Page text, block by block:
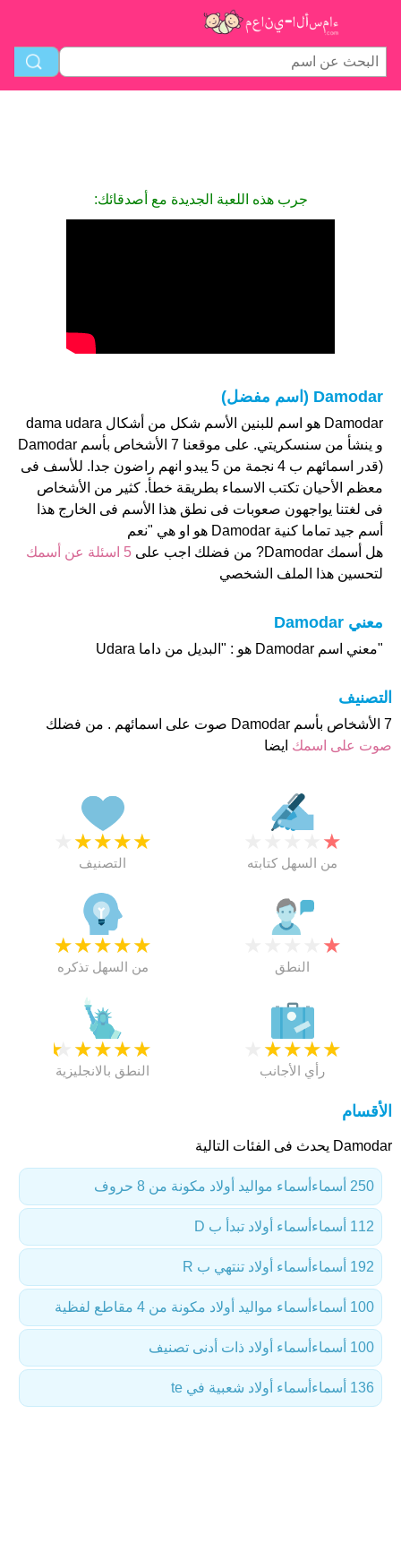
جرب هذه اللعبة الجديدة مع أصدقائك:
Damodar (اسم مفضل)
Damodar هو اسم للبنين الأسم شكل من أشكال dama udara
و ينشأ من سنسكريتي. على موقعنا 7 الأشخاص بأسم Damodar
(قدر اسمائهم ب 4 نجمة من 5 يبدو انهم راضون جدا. للأسف فى
معظم الأحيان تكتب الاسماء بطريقة خطأ. كثير من الأشخاص
فى لغتنا يواجهون صعوبات فى نطق هذا الأسم فى الخارج هذا
أسم جيد تماما كنية Damodar هو او هي "نعم
هل أسمك Damodar? من فضلك اجب على
5 اسئلة عن أسمك
لتحسين هذا الملف الشخصي
معني Damodar
"معني اسم Damodar هو : "البديل من داما Udara
التصنيف
7 الأشخاص بأسم Damodar صوت على اسمائهم . من فضلك
صوت على اسمك ايضا
★
★
★
★
التصنيف
★
من السهل كتابته
★
★
★
★
★
من السهل تذكره
★
النطق
★
★
★
★
★
النطق بالانجليزية
★
★
★
★
رأي الأجانب
الأقسام
Damodar يحدث فى الفئات التالية
أسماء مواليد أولاد مكونة من 8 حروف 250 أسماء
أسماء أولاد تبدأ ب D 112 أسماء
أسماء أولاد تنتهي ب R 192 أسماء
أسماء مواليد أولاد مكونة من 4 مقاطع لفظية 100 أسماء
أسماء أولاد ذات أدنى تصنيف 100 أسماء
أسماء أولاد شعبية في te 136 أسماء